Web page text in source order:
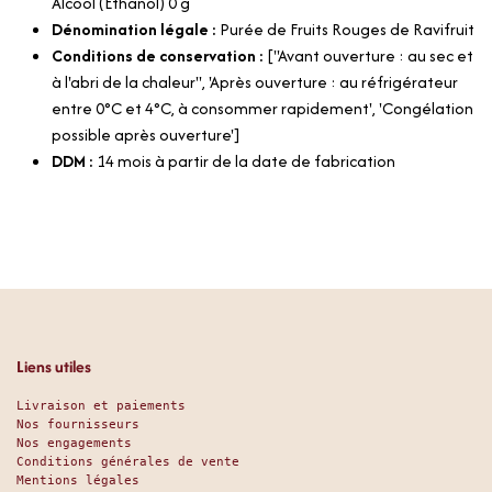
Dénomination légale : Purée de Fruits Rouges de Ravifruit
Conditions de conservation : ["Avant ouverture : au sec et
à l'abri de la chaleur", 'Après ouverture : au réfrigérateur
entre 0°C et 4°C, à consommer rapidement', 'Congélation
possible après ouverture']
DDM : 14 mois à partir de la date de fabrication
Liens utiles
Livraison et paiements
Nos fournisseurs
Nos engagements
Conditions générales de vente
Mentions légales